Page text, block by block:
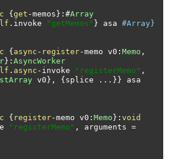
{get -memos}:#Array
. invoke "getMemos" } asa
{async - register-memo v0 : Memo ,
}: AsyncWorker
. async - invoke "registerMemo" ,
v0}, {splice ...}}
{ register-memo v0 : Memo}: void
"registerMemo" , arguments =